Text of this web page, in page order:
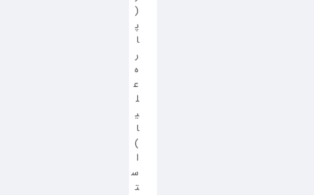
(
پ
ا
ر
ه
ع
ل
ی
ا
)
ا
س
ت